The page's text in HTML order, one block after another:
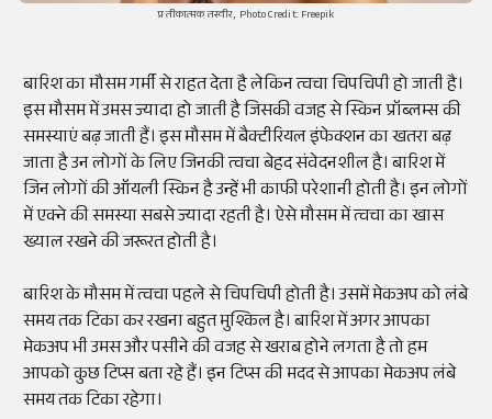
प्रतीकात्मक तस्वीर, Photo Credit: Freepik
बारिश का मौसम गर्मी से राहत देता है लेकिन त्वचा चिपचिपी हो जाती है।
इस मौसम में उमस ज्यादा हो जाती है जिसकी वजह से स्किन प्रॉब्लम्स की
समस्याएं बढ़ जाती हैं। इस मौसम में बैक्टीरियल इंफेक्शन का खतरा बढ़
जाता है उन लोगों के लिए जिनकी त्वचा बेहद संवेदनशील है। बारिश में
जिन लोगों की ऑयली स्किन है उन्हें भी काफी परेशानी होती है। इन लोगों
में एक्ने की समस्या सबसे ज्यादा रहती है। ऐसे मौसम में त्वचा का खास
ख्याल रखने की जरूरत होती है।
बारिश के मौसम में त्वचा पहले से चिपचिपी होती है। उसमें मेकअप को लंबे
समय तक टिका कर रखना बहुत मुश्किल है। बारिश में अगर आपका
मेकअप भी उमस और पसीने की वजह से खराब होने लगता है तो हम
आपको कुछ टिप्स बता रहे हैं। इन टिप्स की मदद से आपका मेकअप लंबे
समय तक टिका रहेगा।